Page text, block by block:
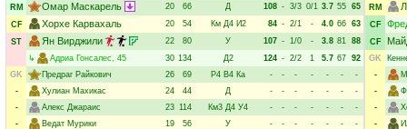
RM
Омар Маскарель 20 66 Д 108 - 3/3 0/1 3.7 55 65
CF
Хорхе Карвахаль 20 54 Км Д4 И2 84 - 2/1 - 4.0 66 63
ST
Ян Вирджили 22 80 У 107 - 1/0 - 3.8 81 88
↳
Адриа Гонсалес, 45 30 134 Д2 124 - 2/2 1 5.7 67 92
GK
Предраг Райкович 26 69 Р4 В4 Ка - - - - - -
-
-
Хулиан Махикас 24 44 Д - - - - - -
-
-
Алекс Джараис 23 114 Км3 Д4 У4 - - - - - -
-
-
Ведат Мурики 19 56 У - - - - - -
-
RM
CF
CF
GK
-
-
-
-